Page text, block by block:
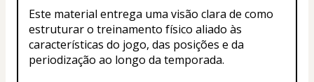
Este material entrega uma visão clara de como
estruturar o treinamento físico aliado às
características do jogo, das posições e da
periodização ao longo da temporada.